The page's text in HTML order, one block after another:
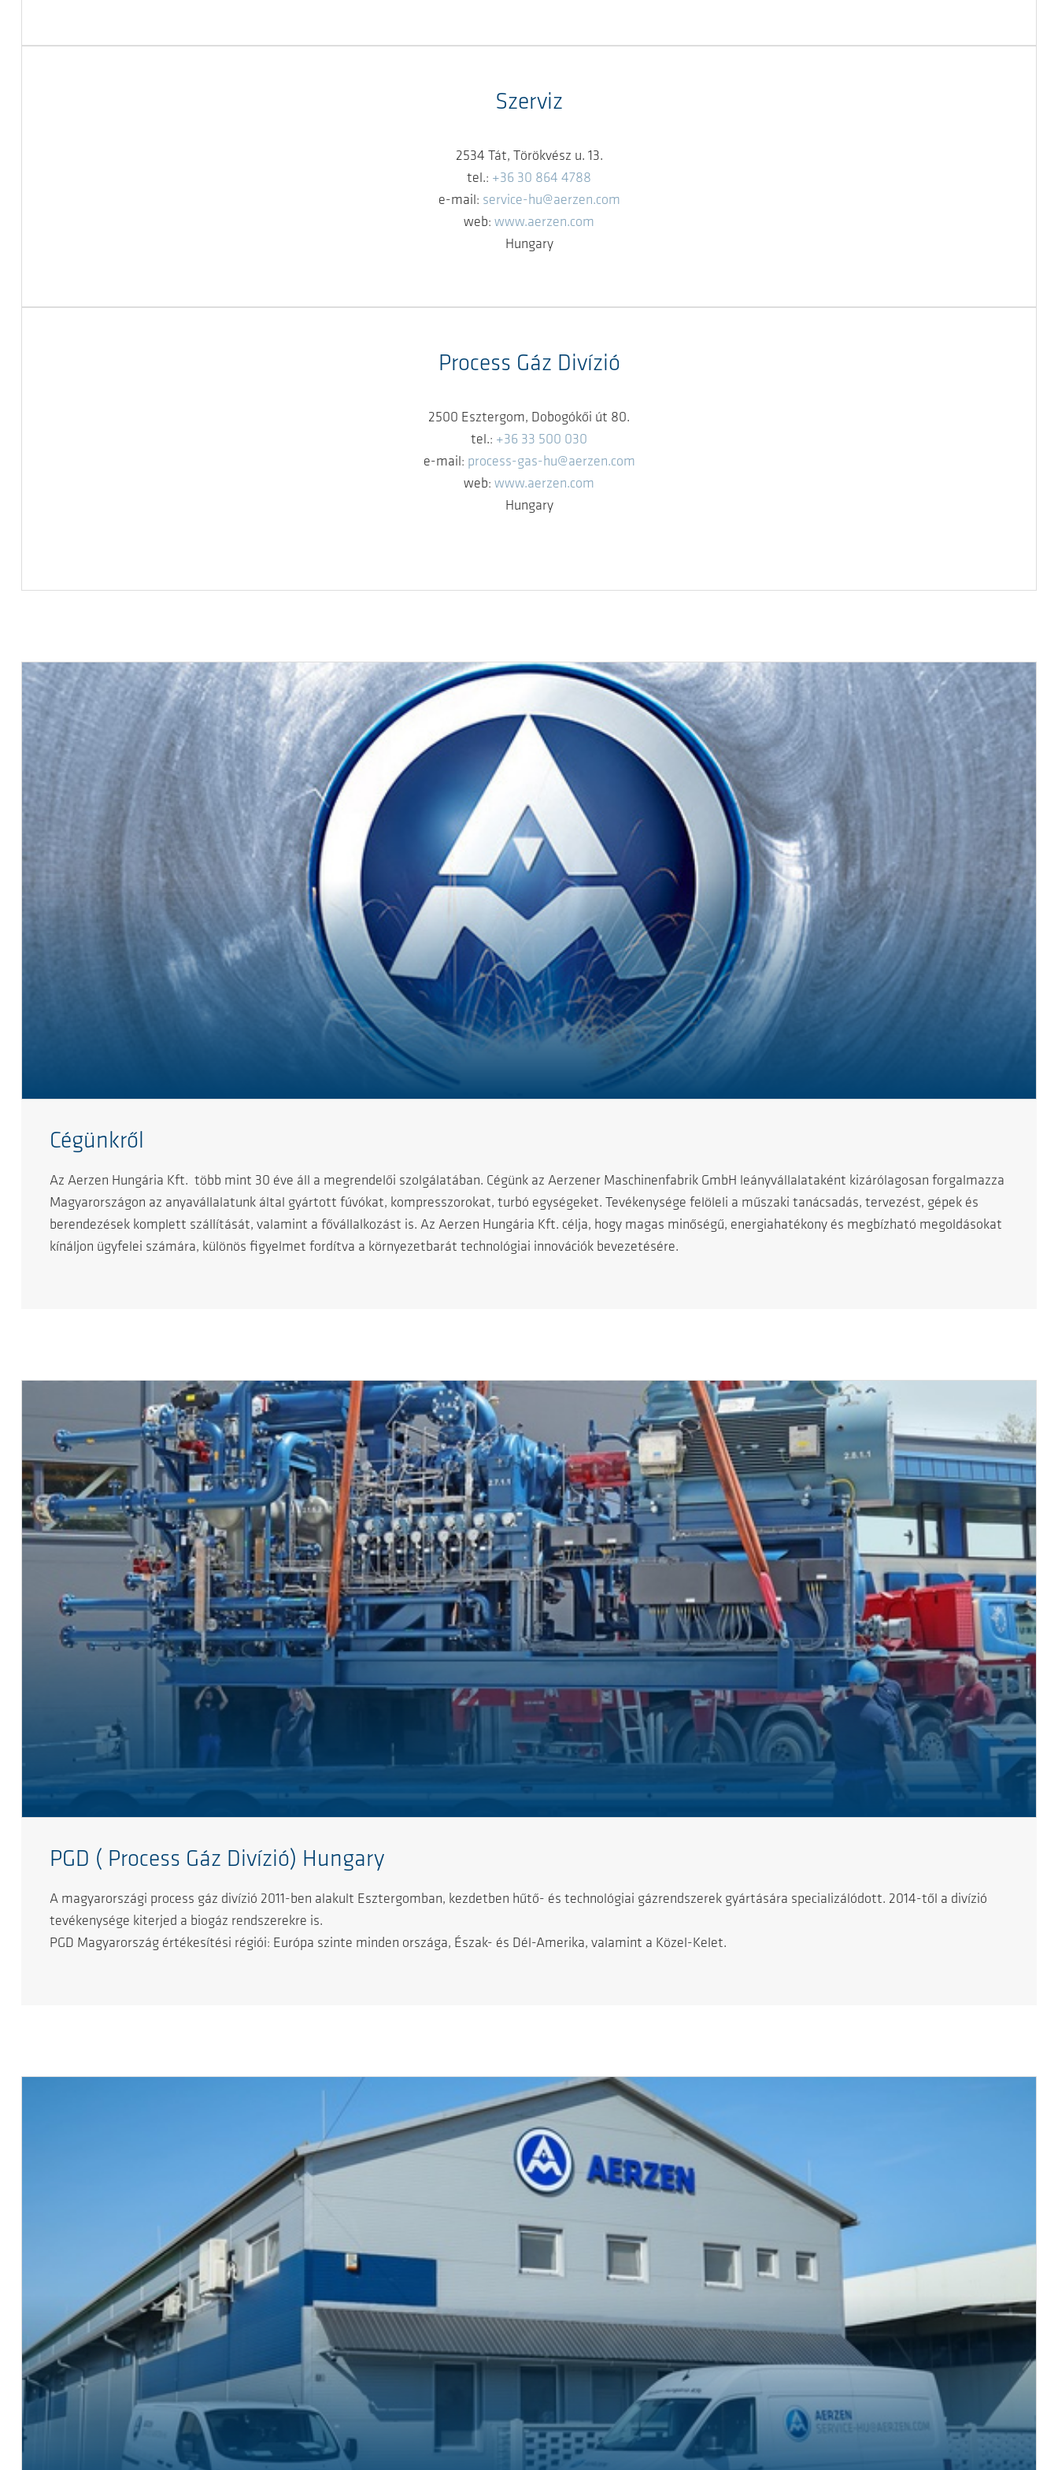
Szerviz
2534 Tát, Törökvész u. 13.
tel.: +36 30 864 4788
e-mail: service-hu@aerzen.com
web: www.aerzen.com
Hungary
Process Gáz Divízió
2500 Esztergom, Dobogókői út 80.
tel.: +36 33 500 030
e-mail: process-gas-hu@aerzen.com
web: www.aerzen.com
Hungary
Cégünkről
Az Aerzen Hungária Kft. több mint 30 éve áll a megrendelői szolgálatában. Cégünk az Aerzener Maschinenfabrik GmbH leányvállalataként kizárólagosan forgalmazza
Magyarországon az anyavállalatunk által gyártott fúvókat, kompresszorokat, turbó egységeket. Tevékenysége felöleli a műszaki tanácsadás, tervezést, gépek és
berendezések komplett szállítását, valamint a fővállalkozást is. Az Aerzen Hungária Kft. célja, hogy magas minőségű, energiahatékony és megbízható megoldásokat
kínáljon ügyfelei számára, különös figyelmet fordítva a környezetbarát technológiai innovációk bevezetésére.
PGD ( Process Gáz Divízió) Hungary
A magyarországi process gáz divízió 2011-ben alakult Esztergomban, kezdetben hűtő- és technológiai gázrendszerek gyártására specializálódott. 2014-től a divízió
tevékenysége kiterjed a biogáz rendszerekre is.
PGD Magyarország értékesítési régiói: Európa szinte minden országa, Észak- és Dél-Amerika, valamint a Közel-Kelet.